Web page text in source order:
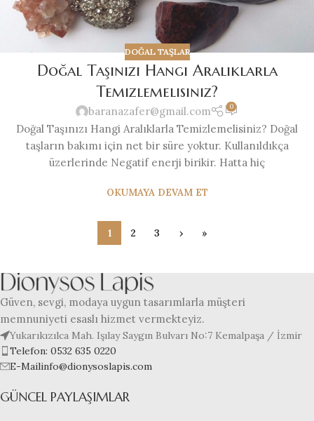
DOĞAL TAŞLAR
Doğal Taşınızı Hangi Aralıklarla
Temizlemelisiniz?
baranazafer@gmail.com 0
Doğal Taşınızı Hangi Aralıklarla Temizlemelisiniz? Doğal
taşların bakımı için net bir süre yoktur. Kullanıldıkça
üzerlerinde Negatif enerji birikir. Hatta hiç
OKUMAYA DEVAM ET
1 2 3 › »
Güven, sevgi, modaya uygun tasarımlarla müşteri
memnuniyeti esaslı hizmet vermekteyiz.
Yukarıkızılca Mah. Işılay Saygın Bulvarı No:7 Kemalpaşa / İzmir
Telefon: 0532 635 0220
E-Mailinfo@dionysoslapis.com
GÜNCEL PAYLAŞIMLAR